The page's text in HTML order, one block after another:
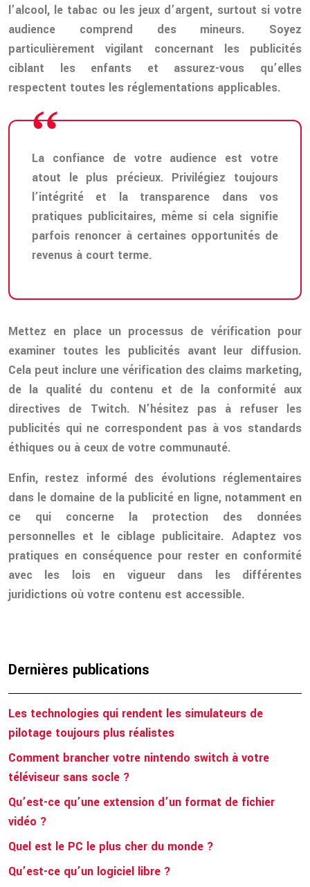
l’alcool, le tabac ou les jeux d’argent, surtout si votre
audience comprend des mineurs. Soyez
particulièrement vigilant concernant les publicités
ciblant les enfants et assurez-vous qu’elles
respectent toutes les réglementations applicables.
La confiance de votre audience est votre
atout le plus précieux. Privilégiez toujours
l’intégrité et la transparence dans vos
pratiques publicitaires, même si cela signifie
parfois renoncer à certaines opportunités de
revenus à court terme.
Mettez en place un processus de vérification pour
examiner toutes les publicités avant leur diffusion.
Cela peut inclure une vérification des claims marketing,
de la qualité du contenu et de la conformité aux
directives de Twitch. N’hésitez pas à refuser les
publicités qui ne correspondent pas à vos standards
éthiques ou à ceux de votre communauté.
Enfin, restez informé des évolutions réglementaires
dans le domaine de la publicité en ligne, notamment en
ce qui concerne la protection des données
personnelles et le ciblage publicitaire. Adaptez vos
pratiques en conséquence pour rester en conformité
avec les lois en vigueur dans les différentes
juridictions où votre contenu est accessible.
Dernières publications
Les technologies qui rendent les simulateurs de
pilotage toujours plus réalistes
Comment brancher votre nintendo switch à votre
téléviseur sans socle ?
Qu’est-ce qu’une extension d’un format de fichier
vidéo ?
Quel est le PC le plus cher du monde ?
Qu’est-ce qu’un logiciel libre ?